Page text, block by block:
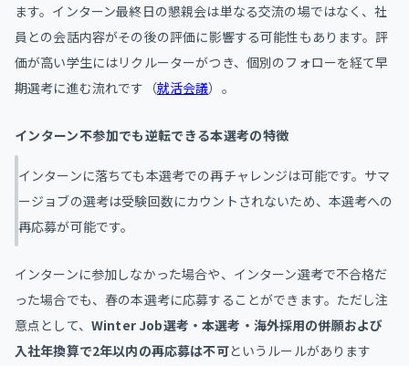
ます。インターン最終日の懇親会は単なる交流の場ではなく、社
員との会話内容がその後の評価に影響する可能性もあります。評
価が高い学生にはリクルーターがつき、個別のフォローを経て早
期選考に進む流れです（就活会議）。
インターン不参加でも逆転できる本選考の特徴
インターンに落ちても本選考での再チャレンジは可能です。サマ
ージョブの選考は受験回数にカウントされないため、本選考への
再応募が可能です。
インターンに参加しなかった場合や、インターン選考で不合格だ
った場合でも、春の本選考に応募することができます。ただし注
意点として、 Winter Job選考・本選考・海外採用の併願および
入社年換算で2年以内の再応募は不可というルールがあります